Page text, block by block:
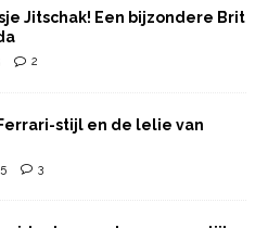
Jitschak! Een bijzondere Brit
2
stijl en de lelie van
3